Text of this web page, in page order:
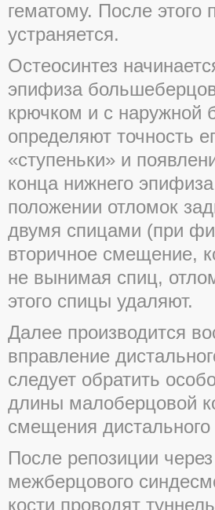
гематому. После этого
устраняется.
Остеосинтез
эпифиза
крючком и с наружной
определяют точность
«ступеньки» и
конца нижнего
положении отломок
двумя спицами (при
вторичное смещение,
не вынимая спиц,
этого спицы удаляют.
Далее производится
вправление
следует обратить
длины малоберцовой
смещения дистального
После репозиции
межберцового
кости проводят